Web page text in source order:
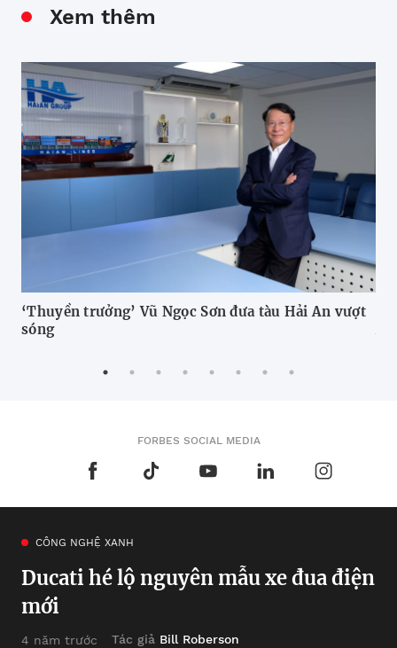
Xem thêm
‘Thuyền trưởng’ Vũ Ngọc Sơn đưa tàu Hải An vượt
sóng
FORBES SOCIAL MEDIA
CÔNG NGHỆ XANH
Ducati hé lộ nguyên mẫu xe đua điện
mới
4 năm trước Tác giả Bill Roberson